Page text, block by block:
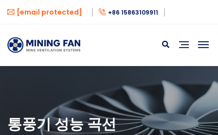
[email protected] +86 15863109911
통풍기 성능 곡선